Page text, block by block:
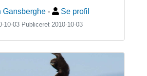
Gansberghe - Se profil
10-03 Publiceret 2010-10-03